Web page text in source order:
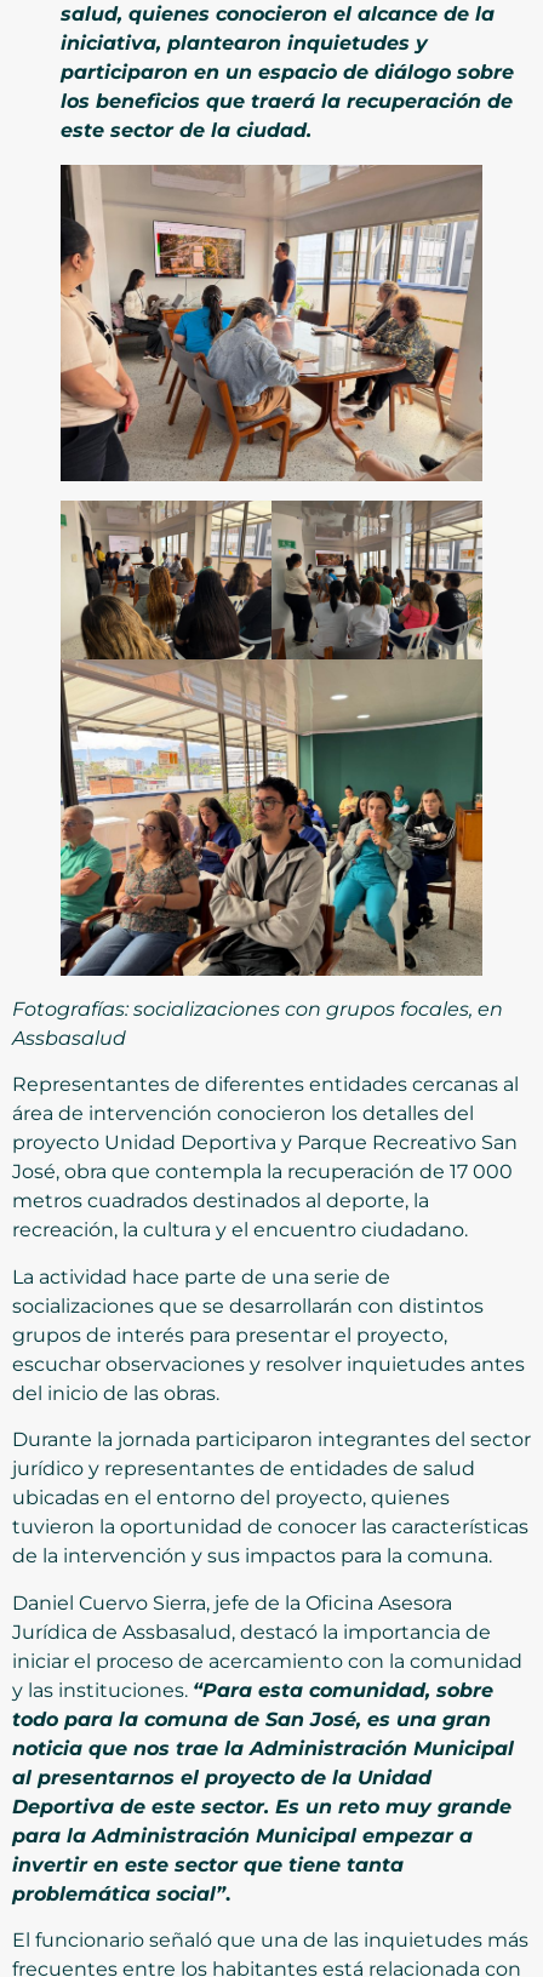
salud, quienes conocieron el alcance de la
iniciativa, plantearon inquietudes y
participaron en un espacio de diálogo sobre
los beneficios que traerá la recuperación de
este sector de la ciudad.
Fotografías: socializaciones con grupos focales, en
Assbasalud
Representantes de diferentes entidades cercanas al
área de intervención conocieron los detalles del
proyecto Unidad Deportiva y Parque Recreativo San
José, obra que contempla la recuperación de 17 000
metros cuadrados destinados al deporte, la
recreación, la cultura y el encuentro ciudadano.
La actividad hace parte de una serie de
socializaciones que se desarrollarán con distintos
grupos de interés para presentar el proyecto,
escuchar observaciones y resolver inquietudes antes
del inicio de las obras.
Durante la jornada participaron integrantes del sector
jurídico y representantes de entidades de salud
ubicadas en el entorno del proyecto, quienes
tuvieron la oportunidad de conocer las características
de la intervención y sus impactos para la comuna.
Daniel Cuervo Sierra, jefe de la Oficina Asesora
Jurídica de Assbasalud, destacó la importancia de
iniciar el proceso de acercamiento con la comunidad
y las instituciones. “Para esta comunidad, sobre
todo para la comuna de San José, es una gran
noticia que nos trae la Administración Municipal
al presentarnos el proyecto de la Unidad
Deportiva de este sector. Es un reto muy grande
para la Administración Municipal empezar a
invertir en este sector que tiene tanta
problemática social”.
El funcionario señaló que una de las inquietudes más
frecuentes entre los habitantes está relacionada con